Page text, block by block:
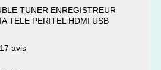
TUNER ENREGISTREUR
TELE PERITEL HDMI USB
avis